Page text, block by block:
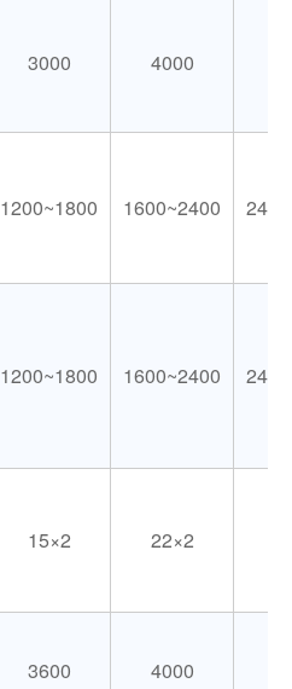
3000 4000
1200~1800 1600~2400
1200~1800 1600~2400
15×2 22×2
3600 4000